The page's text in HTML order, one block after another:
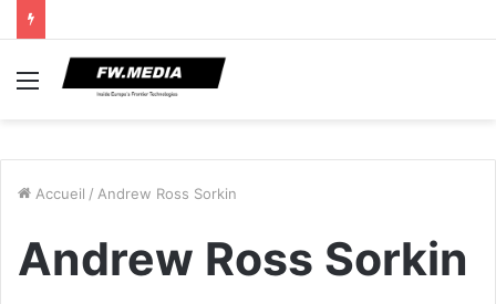
Menu
Accueil / Andrew Ross Sorkin
Andrew Ross Sorkin